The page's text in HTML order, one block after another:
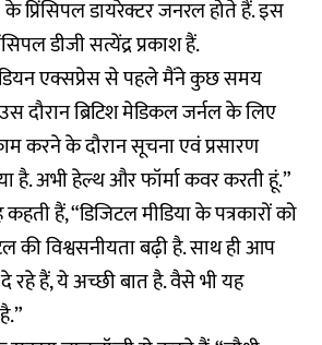
प्रिंसिपल डायरेक्टर जनरल होते हैं. इस
डीजी सत्येंद्र प्रकाश हैं.
एक्सप्रेस से पहले मैंने कुछ समय
दौरान ब्रिटिश मेडिकल जर्नल के लिए
करने के दौरान सूचना एवं प्रसारण
है. अभी हेल्थ और फॉर्मा कवर करती हूं.”
हैं, “डिजिटल मीडिया के पत्रकारों को
की विश्वसनीयता बढ़ी है. साथ ही आप
रहे हैं, ये अच्छी बात है. वैसे भी यह